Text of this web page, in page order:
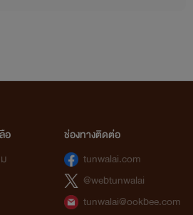
อ
ช่องทางติดต่อ
tunwalai.com
@webtunwalai
tunwalai@ookbee.com